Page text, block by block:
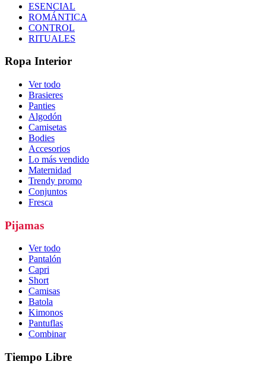
ESENCIAL
ROMÁNTICA
CONTROL
RITUALES
Ropa Interior
Ver todo
Brasieres
Panties
Algodón
Camisetas
Bodies
Accesorios
Lo más vendido
Maternidad
Trendy promo
Conjuntos
Fresca
Pijamas
Ver todo
Pantalón
Capri
Short
Camisas
Batola
Kimonos
Pantuflas
Combinar
Tiempo Libre